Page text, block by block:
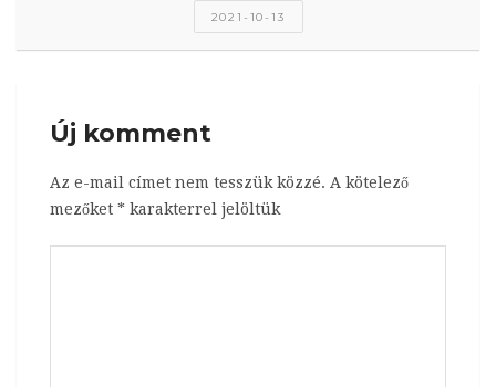
2021-10-13
Új komment
Az e-mail címet nem tesszük közzé. A kötelező
mezőket * karakterrel jelöltük